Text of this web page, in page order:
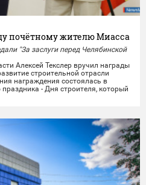
почётному жителю Миасса
"За заслуги перед Челябинской
Алексей Текслер вручил награды
строительной отрасли
награждения состоялась в
- Дня строителя, который